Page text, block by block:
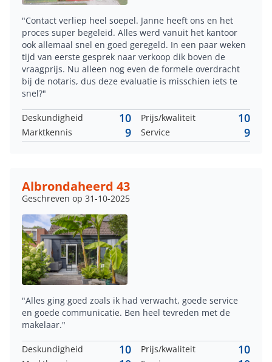
"Contact verliep heel soepel. Janne heeft ons en het
proces super begeleid. Alles werd vanuit het kantoor
ook allemaal snel en goed geregeld. In een paar weken
tijd van eerste gesprek naar verkoop dik boven de
vraagprijs. Nu alleen nog even de formele overdracht
bij de notaris, dus deze evaluatie is misschien iets te
snel?"
Deskundigheid 10 Prijs/kwaliteit 10
Marktkennis 9 Service 9
Albrondaheerd 43
Geschreven op 31-10-2025
"Alles ging goed zoals ik had verwacht, goede service
en goede communicatie. Ben heel tevreden met de
makelaar."
Deskundigheid 10 Prijs/kwaliteit 10